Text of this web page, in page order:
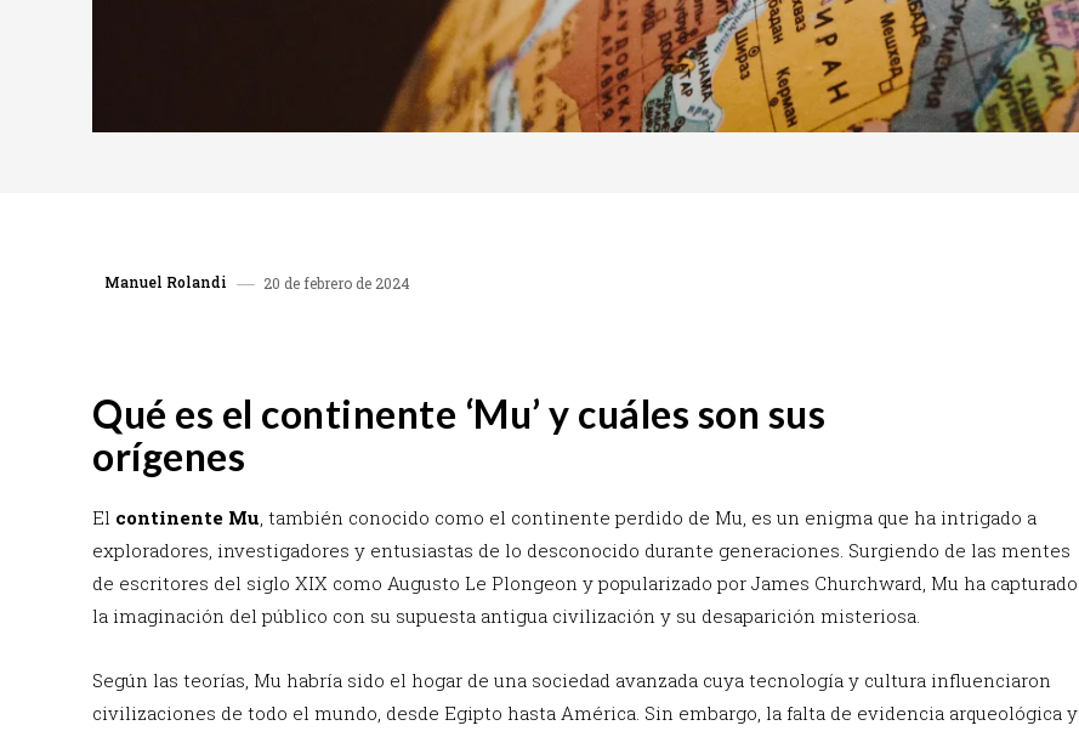
Manuel Rolandi 20 de febrero de 2024
Qué es el continente ‘Mu’ y cuáles son sus
orígenes
El continente Mu , también conocido como el continente perdido de Mu, es un enigma que ha intrigado a
exploradores, investigadores y entusiastas de lo desconocido durante generaciones. Surgiendo de las mentes
de escritores del siglo XIX como Augusto Le Plongeon y popularizado por James Churchward, Mu ha capturado
la imaginación del público con su supuesta antigua civilización y su desaparición misteriosa.
Según las teorías, Mu habría sido el hogar de una sociedad avanzada cuya tecnología y cultura influenciaron
civilizaciones de todo el mundo, desde Egipto hasta América. Sin embargo, la falta de evidencia arqueológica y